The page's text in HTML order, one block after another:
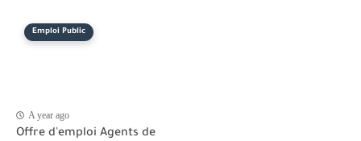
Emploi Public
A year ago
Offre d'emploi Agents de